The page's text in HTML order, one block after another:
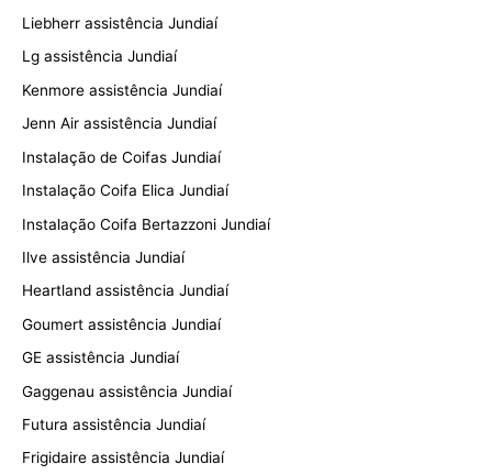
Liebherr assistência Jundiaí
Lg assistência Jundiaí
Kenmore assistência Jundiaí
Jenn Air assistência Jundiaí
Instalação de Coifas Jundiaí
Instalação Coifa Elica Jundiaí
Instalação Coifa Bertazzoni Jundiaí
Ilve assistência Jundiaí
Heartland assistência Jundiaí
Goumert assistência Jundiaí
GE assistência Jundiaí
Gaggenau assistência Jundiaí
Futura assistência Jundiaí
Frigidaire assistência Jundiaí